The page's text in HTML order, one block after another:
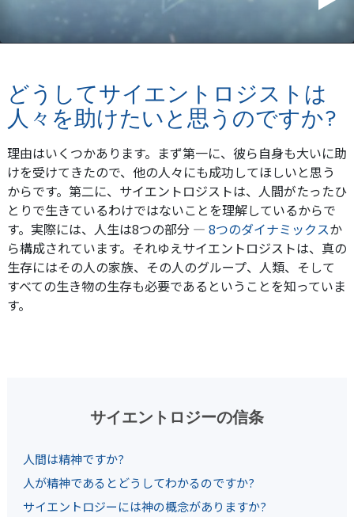
どうしてサイエントロジストは
人々を助けたいと思うのですか?
理由はいくつかあります。まず第一に、彼ら自身も大いに助
けを受けてきたので、他の人々にも成功してほしいと思う
からです。第二に、サイエントロジストは、人間がたったひ
とりで生きているわけではないことを理解しているからで
す。実際には、人生は8つの部分 ― 8つのダイナミックスか
ら構成されています。それゆえサイエントロジストは、真の
生存にはその人の家族、その人のグループ、人類、そして
すべての生き物の生存も必要であるということを知っていま
す。
サイエントロジーの信条
人間は精神ですか?
人が精神であるとどうしてわかるのですか?
サイエントロジーには神の概念がありますか?